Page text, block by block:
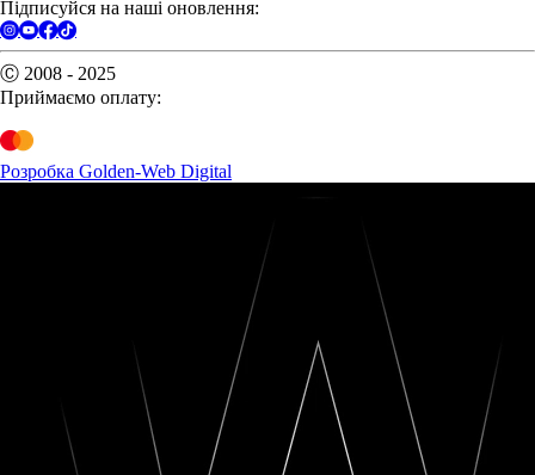
Підписуйся на наші оновлення:
Ⓒ 2008 - 2025
Приймаємо оплату:
Розробка Golden-Web Digital